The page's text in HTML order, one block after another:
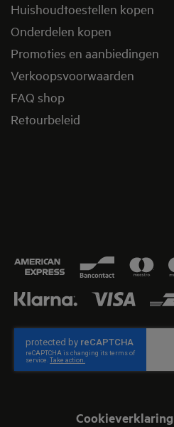
Huishoudtoestellen kopen
Onderdelen kopen
Promoties en aanbiedingen
Verkoopsvoorwaarden
FAQ shop
Retourbeleid​
Cookieverklaring